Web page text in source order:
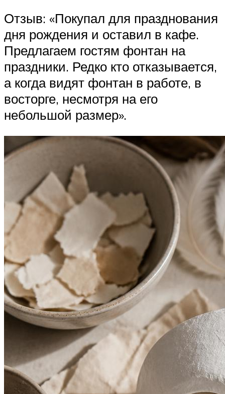
Отзыв: «Покупал для празднования
дня рождения и оставил в кафе.
Предлагаем гостям фонтан на
праздники. Редко кто отказывается,
а когда видят фонтан в работе, в
восторге, несмотря на его
небольшой размер».